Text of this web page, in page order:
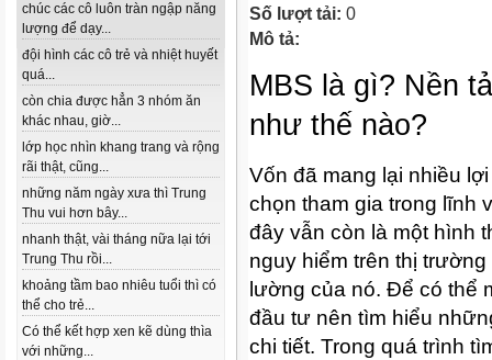
chúc các cô luôn tràn ngập năng
lượng để dạy...
đội hình các cô trẻ và nhiệt huyết
quá...
còn chia được hẳn 3 nhóm ăn
khác nhau, giờ...
lớp học nhìn khang trang và rộng
rãi thật, cũng...
những năm ngày xưa thì Trung
Thu vui hơn bây...
nhanh thật, vài tháng nữa lại tới
Trung Thu rồi...
khoảng tầm bao nhiêu tuổi thì có
thể cho trẻ...
Có thể kết hợp xen kẽ dùng thìa
với những...
Số lượt tải: 0
Mô tả:
MBS là gì? Nền
như thế nào?
Vốn đã mang lại nhiều
chọn tham gia trong lĩnh
đây vẫn còn là một hình
nguy hiểm trên thị
lường của nó. Để có thể
đầu tư nên tìm hiểu
chi tiết. Trong quá trình